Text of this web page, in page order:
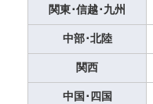
関東･信越･九州
中部･北陸
関西
中国･四国